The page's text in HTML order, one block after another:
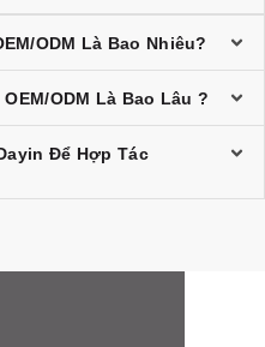
ODM Là Bao Nhiêu?
ODM Là Bao Lâu ?
Để Hợp Tác